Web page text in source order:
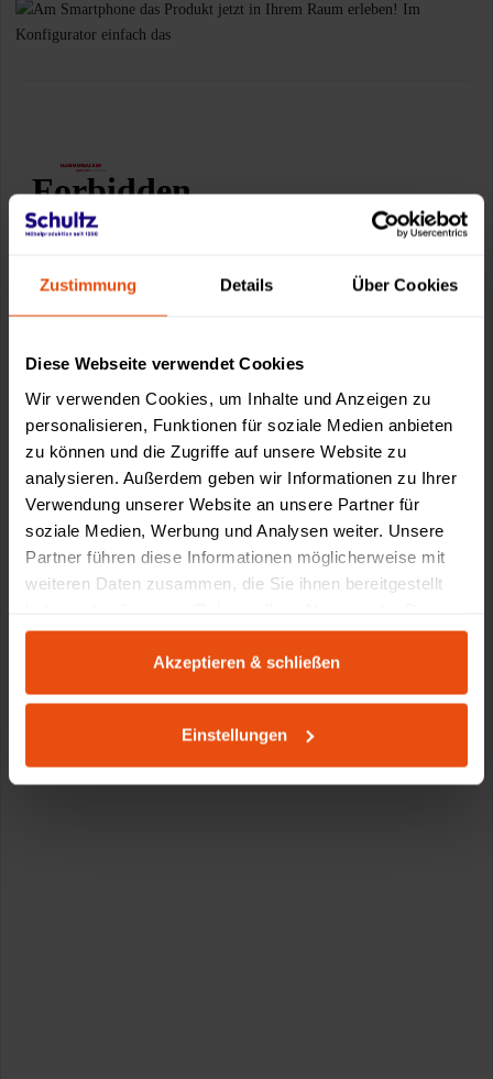
Zustimmung Details Über Cookies
Diese Webseite verwendet Cookies
Wir verwenden Cookies, um Inhalte und Anzeigen zu
personalisieren, Funktionen für soziale Medien anbieten
zu können und die Zugriffe auf unsere Website zu
analysieren. Außerdem geben wir Informationen zu Ihrer
Verwendung unserer Website an unsere Partner für
soziale Medien, Werbung und Analysen weiter. Unsere
Partner führen diese Informationen möglicherweise mit
weiteren Daten zusammen, die Sie ihnen bereitgestellt
gesammelt haben.
Akzeptieren & schließen
Einstellungen